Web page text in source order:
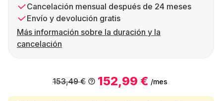
Cancelación mensual después de 24 meses
Envío y devolución gratis
Más información sobre la duración y la
cancelación
152,99 € /mes
153,49 €